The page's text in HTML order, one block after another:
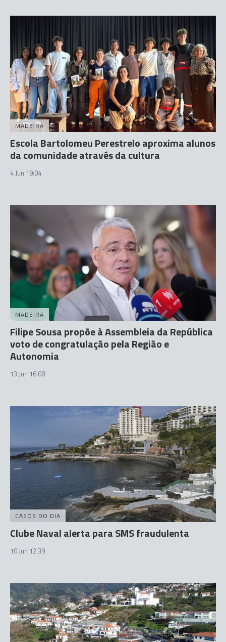
MADEIRA
Escola Bartolomeu Perestrelo aproxima alunos
da comunidade através da cultura
4 Jun 19:04
MADEIRA
Filipe Sousa propõe à Assembleia da República
voto de congratulação pela Região e
Autonomia
13 Jun 16:08
CASOS DO DIA
Clube Naval alerta para SMS fraudulenta
10 Jun 12:39